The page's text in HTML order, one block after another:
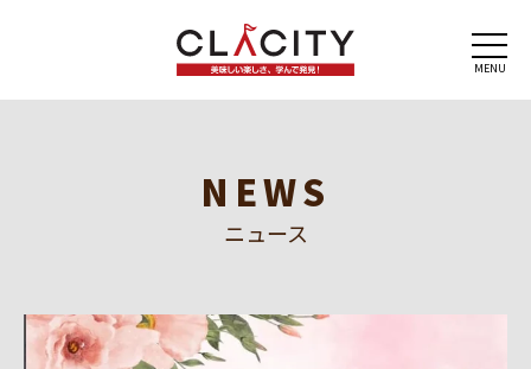
MENU
NEWS
ニュース